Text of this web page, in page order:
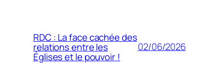
RDC : La face cachée des
relations entre les
Églises et le pouvoir !
02/06/2026